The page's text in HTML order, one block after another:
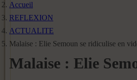
Accueil
REFLEXION
ACTUALITE
Malaise : Elie Semoun se ridiculise en
Malaise : Elie